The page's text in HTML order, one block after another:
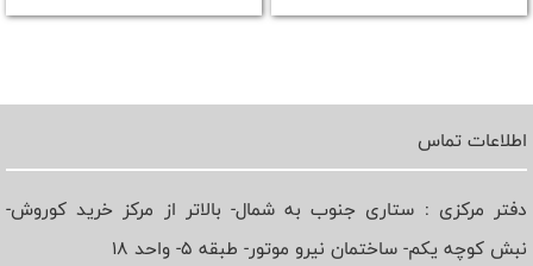
اطلاعات تماس
دفتر مرکزی : ستاری جنوب به شمال- بالاتر از مرکز خرید کوروش-
نبش کوچه یکم- ساختمان نیرو موتور- طبقه 5- واحد 18